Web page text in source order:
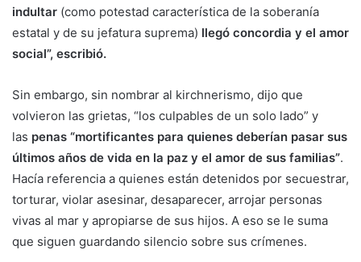
indultar (como potestad característica de la soberanía
estatal y de su jefatura suprema) llegó concordia y el amor
social”, escribió.
Sin embargo, sin nombrar al kirchnerismo, dijo que
volvieron las grietas, “los culpables de un solo lado” y
las penas “mortificantes para quienes deberían pasar sus
últimos años de vida en la paz y el amor de sus familias”.
Hacía referencia a quienes están detenidos por secuestrar,
torturar, violar asesinar, desaparecer, arrojar personas
vivas al mar y apropiarse de sus hijos. A eso se le suma
que siguen guardando silencio sobre sus crímenes.